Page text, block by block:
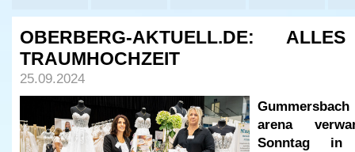
OBERBERG-AKTUELL.DE:
TRAUMHOCHZEIT
25.09.2024
arena
Sonntag